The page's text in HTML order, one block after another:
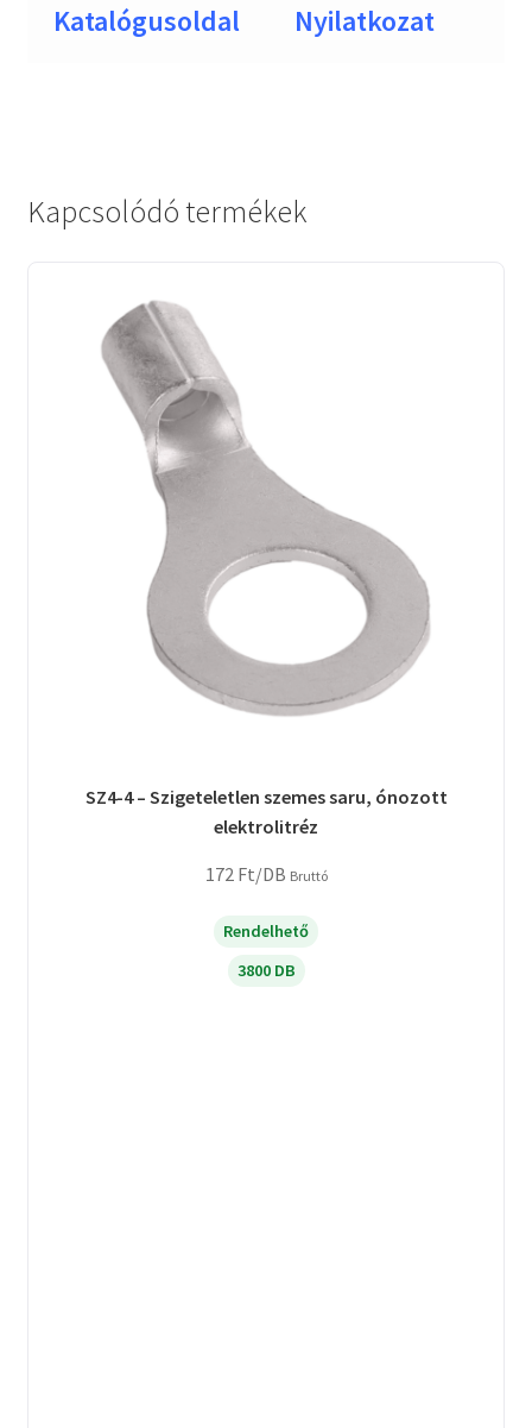
Katalógusoldal Nyilatkozat
Kapcsolódó termékek
SZ4-4 – Szigeteletlen szemes saru, ónozott
elektrolitréz
172 Ft/DB Bruttó
Rendelhető
3800 DB